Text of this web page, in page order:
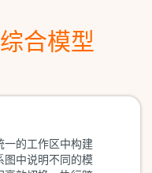
合模型
一的工作区中构建
图中说明不同的模